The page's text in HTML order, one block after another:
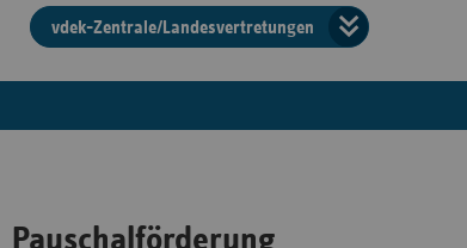
vdek-Zentrale/Landesvertretungen
der
Pauschalförderung